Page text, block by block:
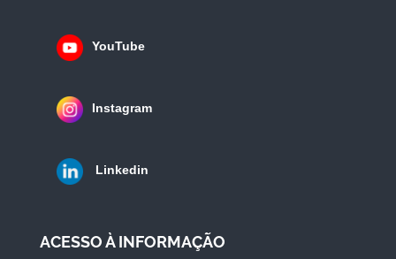
YouTube
Instagram
Linkedin
ACESSO À INFORMAÇÃO